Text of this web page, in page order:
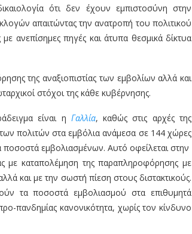
ότι δεν έχουν εμπιστοσύνη στην
απαιτώντας την ανατροπή του πολιτικού
ανεπίσημες πηγές και άτυπα θεσμικά δίκτυα
της αναξιοπιστίας των εμβολίων αλλά και
στόχοι της κάθε κυβέρνησης.
είναι η Γαλλία, καθώς στις αρχές της
πολιτών στα εμβόλια ανάμεσα σε 144 χώρες
ποσοστά εμβολιασμένων. Αυτό οφείλεται στην
με καταπολέμηση της παραπληροφόρησης με
και με την σωστή πίεση στους διστακτικούς.
τα ποσοστά εμβολιασμού στα επιθυμητά
πανδημίας κανονικότητα, χωρίς τον κίνδυνο